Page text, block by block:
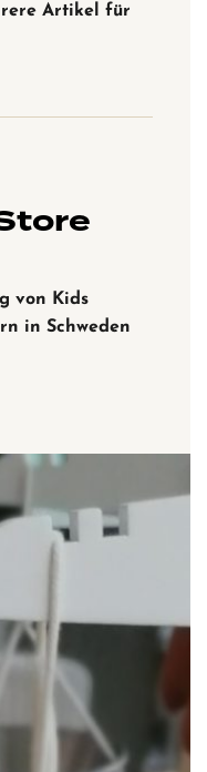
Artikel für
von Kids
in Schweden